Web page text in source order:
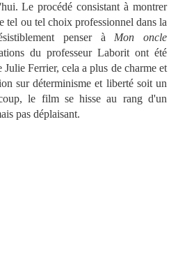
Le procédé consistant à montrer
tel ou tel choix professionnel dans la
penser à Mon oncle
du professeur Laborit ont été
Julie Ferrier, cela a plus de charme et
sur déterminisme et liberté soit un
le film se hisse au rang d'un
pas déplaisant.